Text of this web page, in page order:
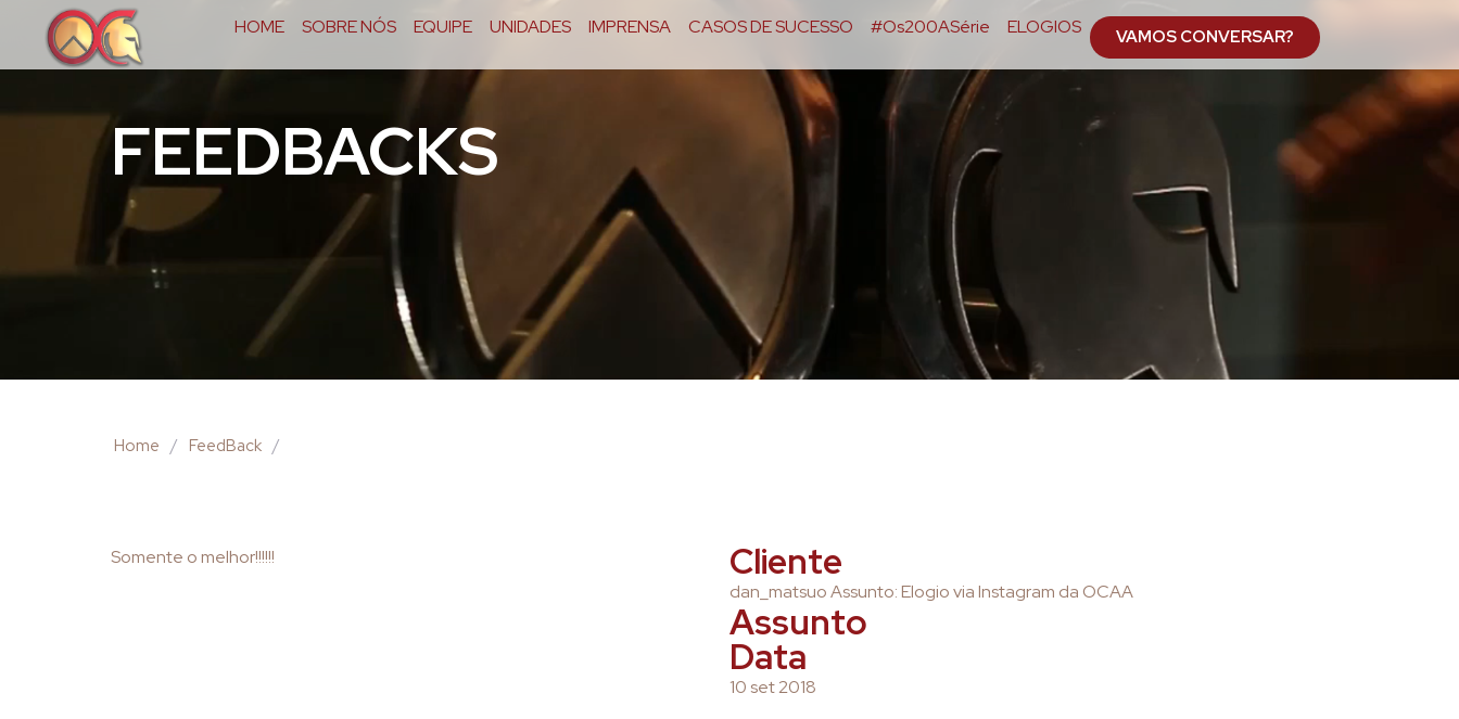
HOME SOBRE NÓS EQUIPE UNIDADES IMPRENSA CASOS DE SUCESSO #Os200ASérie ELOGIOS VAMOS CONVERSAR?
FEEDBACKS
Home / FeedBack /
Somente o melhor!!!!!! Cliente
dan_matsuo Assunto: Elogio via Instagram da OCAA
Assunto
Data
10 set 2018